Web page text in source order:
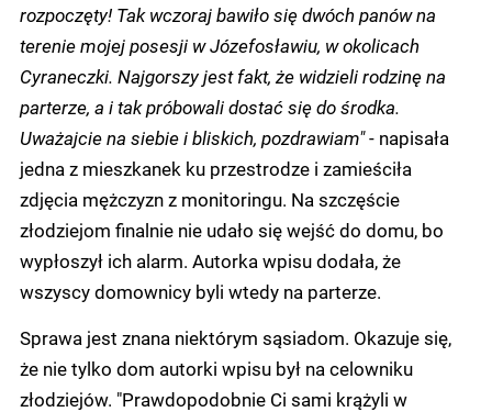
rozpoczęty! Tak wczoraj bawiło się dwóch panów na
terenie mojej posesji w Józefosławiu, w okolicach
Cyraneczki. Najgorszy jest fakt, że widzieli rodzinę na
parterze, a i tak próbowali dostać się do środka.
Uważajcie na siebie i bliskich, pozdrawiam"- napisała
jedna z mieszkanek ku przestrodze i zamieściła
zdjęcia mężczyzn z monitoringu. Na szczęście
złodziejom finalnie nie udało się wejść do domu, bo
wypłoszył ich alarm. Autorka wpisu dodała, że
wszyscy domownicy byli wtedy na parterze.
Sprawa jest znana niektórym sąsiadom. Okazuje się,
że nie tylko dom autorki wpisu był na celowniku
złodziejów. "Prawdopodobnie Ci sami krążyli w